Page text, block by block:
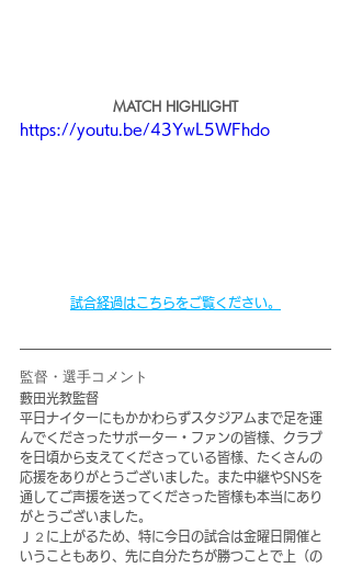
MATCH HIGHLIGHT
https://youtu.be/43YwL5WFhdo
試合経過はこちらをご覧ください。
監督・選手コメント
藪田光教監督
平日ナイターにもかかわらずスタジアムまで足を運
んでくださったサポーター・ファンの皆様、クラブ
を日頃から支えてくださっている皆様、たくさんの
応援をありがとうございました。また中継やSNSを
通してご声援を送ってくださった皆様も本当にあり
がとうございました。
Ｊ２に上がるため、特に今日の試合は金曜日開催と
いうこともあり、先に自分たちが勝つことで上（の